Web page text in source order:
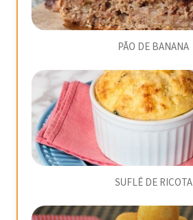
PÃO DE BANANA
SUFLÊ DE RICOTA